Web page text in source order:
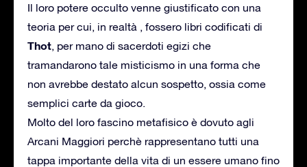
Il loro potere occulto venne giustificato con una
teoria per cui, in realtà , fossero libri codificati di
Thot, per mano di sacerdoti egizi che
tramandarono tale misticismo in una forma che
non avrebbe destato alcun sospetto, ossia come
semplici carte da gioco.
Molto del loro fascino metafisico è dovuto agli
Arcani Maggiori perchè rappresentano tutti una
tappa importante della vita di un essere umano fino